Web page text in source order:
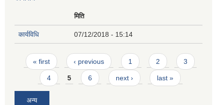
मिति
कार्यविधि 07/12/2018 - 15:14
Pages
« first ‹ previous 1 2 3
4 5 6 next › last »
अन्य